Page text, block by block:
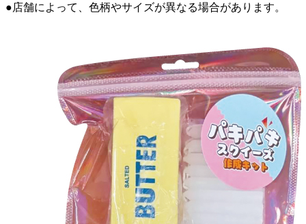
●店舗によって、色柄やサイズが異なる場合があります。